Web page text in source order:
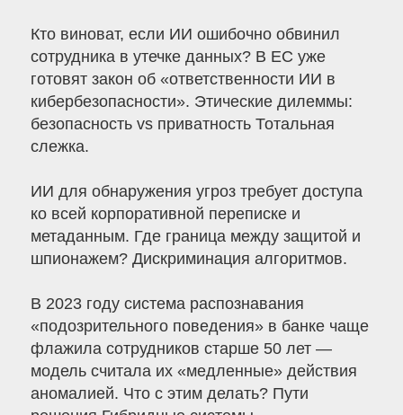
Кто виноват, если ИИ ошибочно обвинил
сотрудника в утечке данных? В ЕС уже
готовят закон об «ответственности ИИ в
кибербезопасности». Этические дилеммы:
безопасность vs приватность Тотальная
слежка.
ИИ для обнаружения угроз требует доступа
ко всей корпоративной переписке и
метаданным. Где граница между защитой и
шпионажем? Дискриминация алгоритмов.
В 2023 году система распознавания
«подозрительного поведения» в банке чаще
флажила сотрудников старше 50 лет —
модель считала их «медленные» действия
аномалией. Что с этим делать? Пути